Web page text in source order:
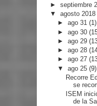
► septiembre
▼ agosto 2018
►ago 31(1)
►ago 30
►ago 29
►ago 28
►ago 27
▼ago 25(9)
Recorre
se
ISEM
de la